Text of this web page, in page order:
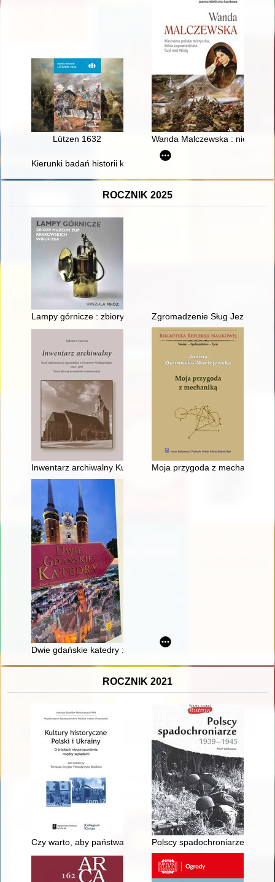
Lützen 1632 Wanda Malczewska : nieznana
Kierunki badań historii kobiet w Polsce : stan badań i
ROCZNIK 2025
Lampy górnicze : zbiory Muzeum Żup Krakowskich Wieliczka
Zgromadzenie Sług Jezusa w
Inwentarz archiwalny Kurii Administracji Apostolskiej w
Moja przygoda z mechaniką :
Dwie gdańskie katedry : filary cywilizacji chrześcijańskiej na
ROCZNIK 2021
Czy warto, aby państwa zanurzały się w historii?
Polscy spadochroniarze 1939-